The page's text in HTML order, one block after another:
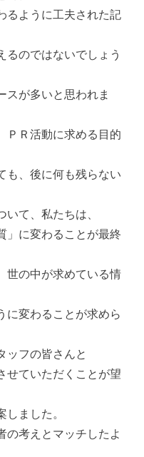
るように工夫された記
るのではないでしょう
スが多いと思われま
ＰＲ活動に求める目的
も、後に何も残らない
て、私たちは、
」に変わることが最終
世の中が求めている情
に変わることが求めら
ッフの皆さんと
せていただくことが望
ました。
の考えとマッチしたよ